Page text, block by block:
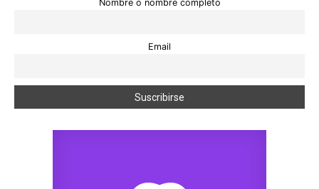
Nombre o nombre completo
Email